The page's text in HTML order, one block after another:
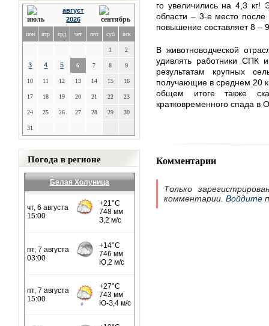
август
2026
пон втр срд чет пят суб вск
1 2
3 4 5 6 7 8 9
10 11 12 13 14 15 16
17 18 19 20 21 22 23
24 25 26 27 28 29 30
31
Погода в регионе
Белая Холуница
го увеличились на 4,3
области – 3-е место после
повышение составляет 8 – 9
В животноводческой
удивлять работники СПК
результатам крупных
получающие в среднем 20
общем итоге также
кратковременного спада в
Комментарии
Только
комментарии. Войдите